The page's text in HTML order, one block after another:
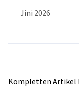
Jini 2026
Kompletten Artikel